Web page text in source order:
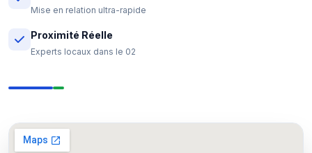
Mise en relation ultra-rapide
Proximité Réelle
Experts locaux dans le 02